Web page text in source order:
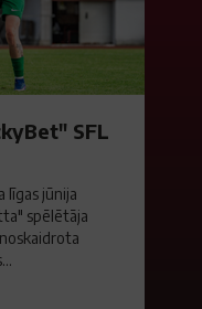
SFL
līgas jūnija
spēlētāja